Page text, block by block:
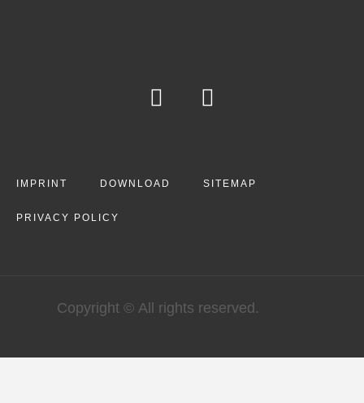
IMPRINT DOWNLOAD SITEMAP
PRIVACY POLICY
Copyright © All rights reserved.